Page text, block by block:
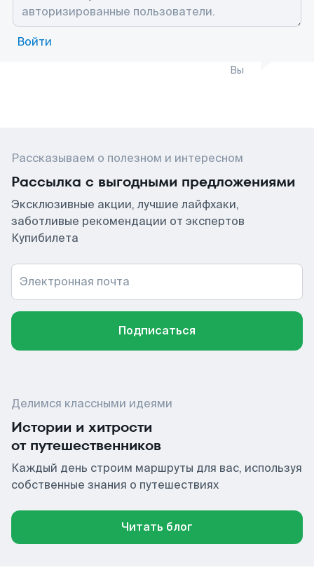
Войти
Вы
Рассказываем о полезном и интересном
Рассылка с выгодными предложениями
Эксклюзивные акции, лучшие лайфхаки,
заботливые рекомендации от экспертов
Купибилета
Электронная почта
Подписаться
Делимся классными идеями
Истории и хитрости
от путешественников
Каждый день строим маршруты для вас, используя
собственные знания о путешествиях
Читать блог